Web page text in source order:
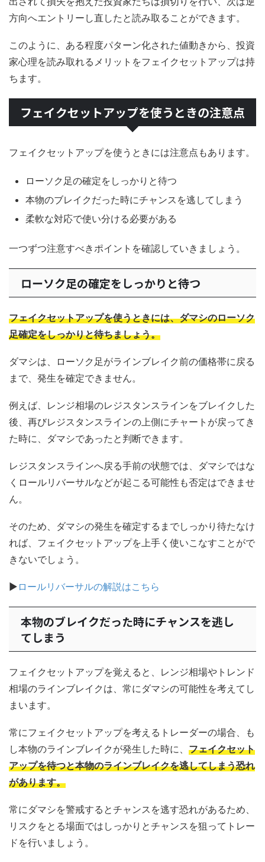
方向へエントリーし直したと読み取ることができます。
このように、ある程度パターン化された値動きから、投資
家心理を読み取れるメリットをフェイクセットアップは持
ちます。
フェイクセットアップを使うときの注意点
フェイクセットアップを使うときには注意点もあります。
ローソク足の確定をしっかりと待つ
本物のブレイクだった時にチャンスを逃してしまう
柔軟な対応で使い分ける必要がある
一つずつ注意すべきポイントを確認していきましょう。
ローソク足の確定をしっかりと待つ
フェイクセットアップを使うときには、ダマシのローソク
足確定をしっかりと待ちましょう。
ダマシは、ローソク足がラインブレイク前の価格帯に戻る
まで、発生を確定できません。
例えば、レンジ相場のレジスタンスラインをブレイクした
後、再びレジスタンスラインの上側にチャートが戻ってき
た時に、ダマシであったと判断できます。
レジスタンスラインへ戻る手前の状態では、ダマシではな
くロールリバーサルなどが起こる可能性も否定はできませ
ん。
そのため、ダマシの発生を確定するまでしっかり待たなけ
れば、フェイクセットアップを上手く使いこなすことがで
きないでしょう。
▶ ロールリバーサルの解説はこちら
本物のブレイクだった時にチャンスを逃し
てしまう
フェイクセットアップを覚えると、レンジ相場やトレンド
相場のラインブレイクは、常にダマシの可能性を考えてし
まいます。
常にフェイクセットアップを考えるトレーダーの場合、も
し本物のラインブレイクが発生した時に、 フェイクセット
アップを待つと本物のラインブレイクを逃してしまう恐れ
があります。
常にダマシを警戒するとチャンスを逃す恐れがあるため、
リスクをとる場面ではしっかりとチャンスを狙ってトレー
ドを行いましょう。